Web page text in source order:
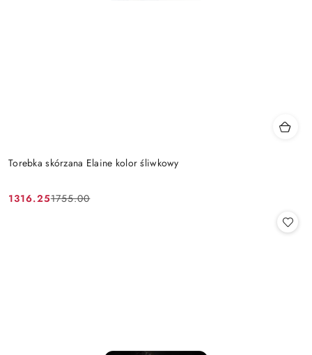
Torebka skórzana Elaine kolor śliwkowy
Cena
1316.25
Cena
1755.00